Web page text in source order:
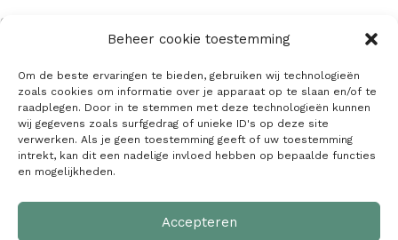
Beheer cookie toestemming
Om de beste ervaringen te bieden, gebruiken wij technologieën
zoals cookies om informatie over je apparaat op te slaan en/of te
raadplegen. Door in te stemmen met deze technologieën kunnen
wij gegevens zoals surfgedrag of unieke ID's op deze site
verwerken. Als je geen toestemming geeft of uw toestemming
intrekt, kan dit een nadelige invloed hebben op bepaalde functies
en mogelijkheden.
Accepteren
Contact opnemen
GEGEVENS
Algemene voorwaarden
KVK: 64407667
Alle gegevens